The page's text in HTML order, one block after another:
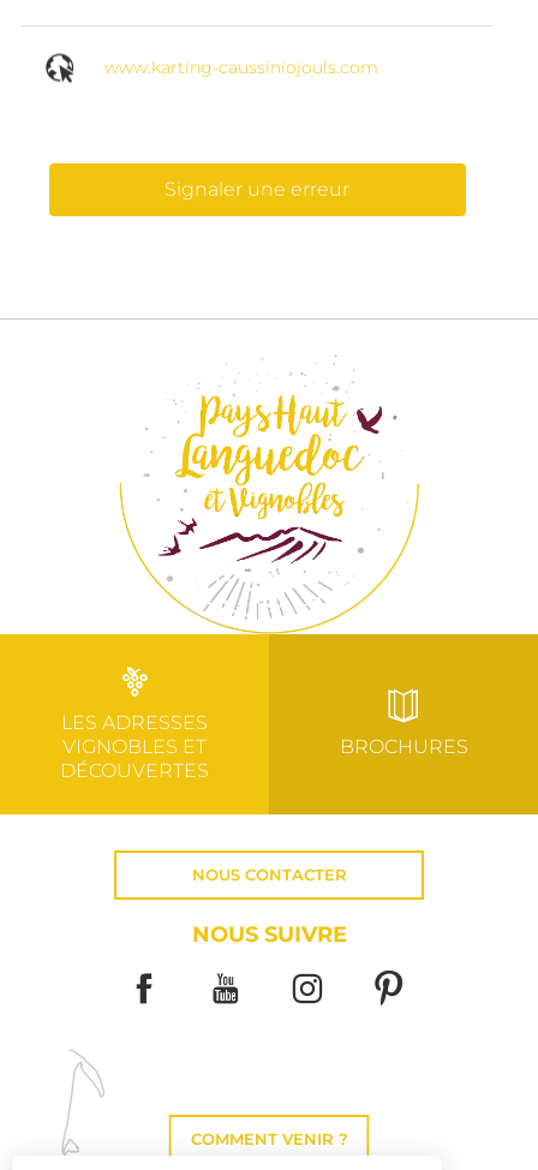
www.karting-caussiniojouls.com
Signaler une erreur
LES ADRESSES
VIGNOBLES ET
DÉCOUVERTES
BROCHURES
NOUS CONTACTER
NOUS SUIVRE
COMMENT VENIR ?